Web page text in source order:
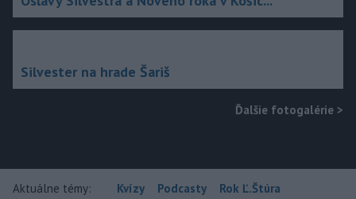
Silvester na hrade Šariš
Ďalšie fotogalérie >
Aktuálne témy: Kvízy Podcasty Rok Ľ.Štúra